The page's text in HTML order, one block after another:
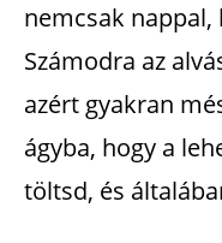
nemcsak nappal,
Számodra az
azért gyakran
ágyba, hogy a
töltsd, és